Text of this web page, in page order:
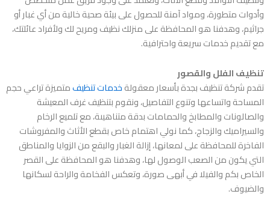
وأدوات متطورة، ومواد آمنة للحصول على بيئة صحية خالية من أي غبار أو
جراثيم، وهدفنا هو المحافظة على منزلك نظيف ومريح لك ولأفراد عائلتك،
مع تقديم خدمات سريعة واحترافية.
تنظيف الفلل والقصور
تقدمشركة تنظيف بجدة بأسعار معقولةخدمات تنظيفمتميزة تراعي حجم
المساحة واتساعها وتنوع التفاصيل، ونقوم بتنظيف غرف المعيشة
والصالونات والمطابخ والحمامات بدقة متناهيىة، مع تلميع الرخام
والسيراميك والزجاج، كما نولي اهتمام خاص بقطع الأثاث والمفروشات
الفاخرة للمحافظة على لمعانها، إزالة الغبار والبقع من الزوايا والمناطق
التي يكون من الصعب الوصول لها، وهدفنا هو المحافظة على القصر
الخاص بكم والفيلا في أبهى صورة، وتعكس الفخامة والراحة لسكانها
والضيوف.